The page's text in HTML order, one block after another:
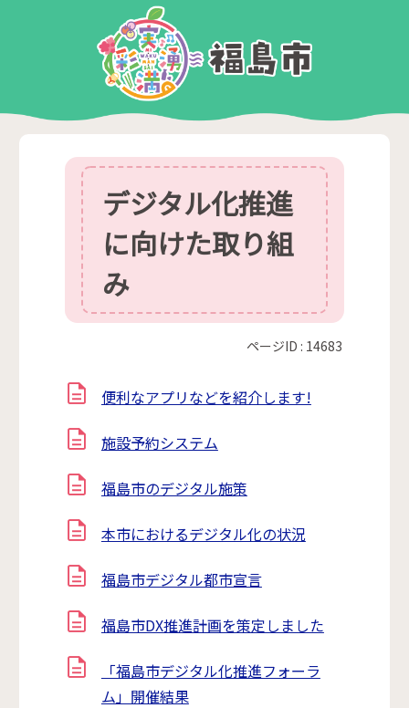
デジタル化推進
に向けた取り組
み
ページID : 14683
便利なアプリなどを紹介します!
施設予約システム
福島市のデジタル施策
本市におけるデジタル化の状況
福島市デジタル都市宣言
福島市DX推進計画を策定しました
「福島市デジタル化推進フォーラ
ム」開催結果